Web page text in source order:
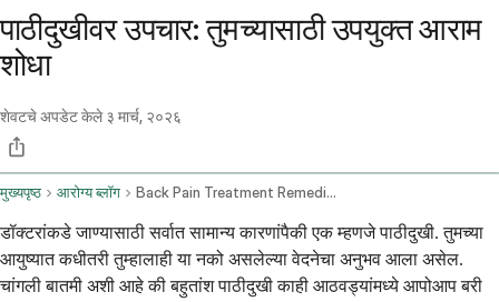
पाठीदुखीवर उपचार: तुमच्यासाठी उपयुक्त आराम
शोधा
शेवटचे अपडेट केले ३ मार्च, २०२६
मुख्यपृष्ठ आरोग्य ब्लॉग Back Pain Treatment Remedies And Medication
डॉक्टरांकडे जाण्यासाठी सर्वात सामान्य कारणांपैकी एक म्हणजे पाठीदुखी. तुमच्या
आयुष्यात कधीतरी तुम्हालाही या नको असलेल्या वेदनेचा अनुभव आला असेल.
चांगली बातमी अशी आहे की बहुतांश पाठीदुखी काही आठवड्यांमध्ये आपोआप बरी